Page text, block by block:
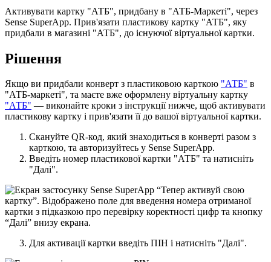
Активувати картку "АТБ", придбану в "АТБ-Маркеті", через
Sense SuperApp. Прив'язати пластикову картку "АТБ", яку
придбали в магазині "АТБ", до існуючої віртуальної картки.
Рішення
Якщо ви придбали конверт з пластиковою карткою "АТБ" в
"АТБ-маркеті", та маєте вже оформлену віртуальну картку
"АТБ" — виконайте кроки з інструкції нижче, щоб активувати
пластикову картку і прив'язати її до вашої віртуальної картки.
Скануйте QR-код, який знаходиться в конверті разом з
карткою, та авторизуйтесь у Sense SuperApp.
Введіть номер пластикової картки "АТБ" та натисніть
"Далі".
3. Для активації картки введіть ПІН і натисніть "Далі".